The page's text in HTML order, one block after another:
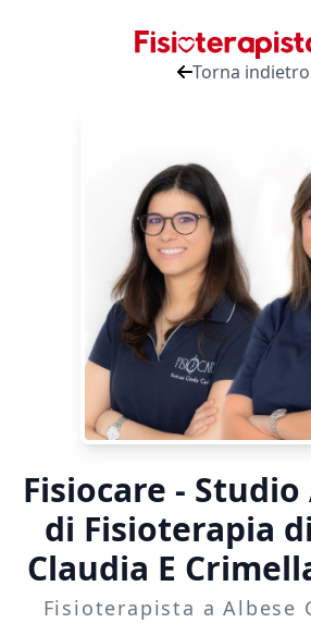
Torna indietro
Fisiocare -
di Fisioterapia
Claudia E
Fisioterapista a Albese